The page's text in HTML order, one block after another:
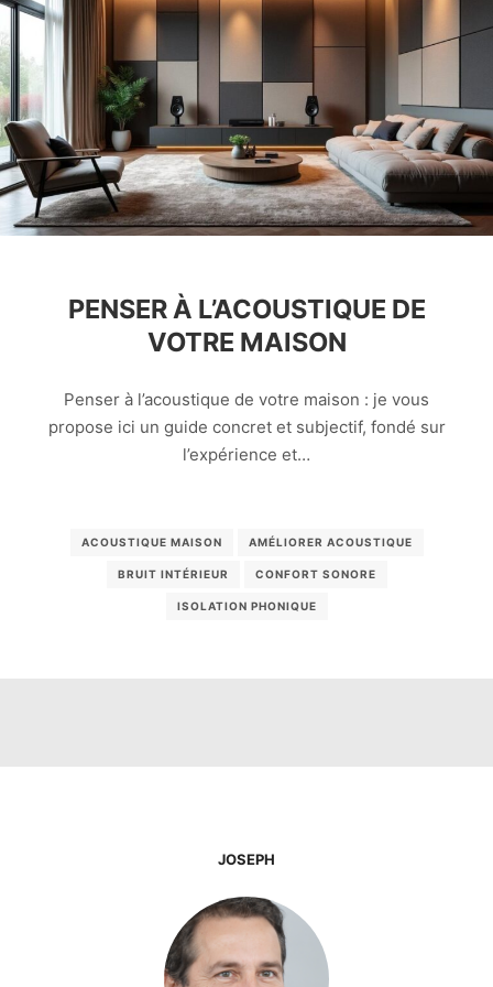
PENSER À L’ACOUSTIQUE DE
VOTRE MAISON
Penser à l’acoustique de votre maison : je vous
propose ici un guide concret et subjectif, fondé sur
l’expérience et…
ACOUSTIQUE MAISON AMÉLIORER ACOUSTIQUE
BRUIT INTÉRIEUR CONFORT SONORE
ISOLATION PHONIQUE
JOSEPH